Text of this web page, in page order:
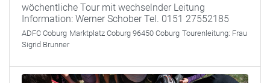
wöchentliche Tour mit wechselnder Leitung
Information: Werner Schober Tel. 0151 27552185
ADFC Coburg Marktplatz Coburg 96450 Coburg Tourenleitung: Frau
Sigrid Brunner